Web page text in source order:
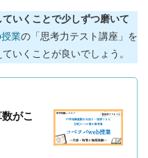
いくことで少しずつ磨いて
業の「思考力テスト講座」を
いくことが良いでしょう。
がこ